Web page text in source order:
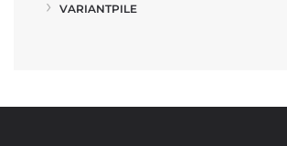
VARIANTPILE